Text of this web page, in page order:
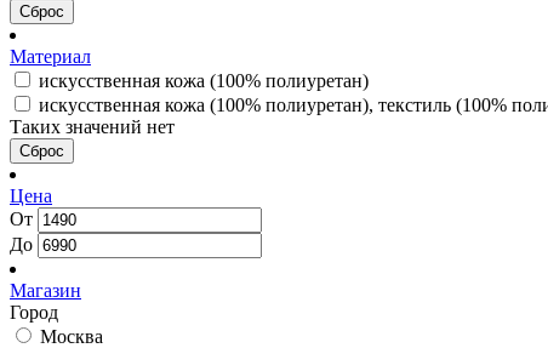
Сброс
Материал
искусственная кожа (100% полиуретан)
искусственная кожа (100% полиуретан), текстиль (100%
Таких значений нет
Сброс
Цена
От
До
Магазин
Город
Москва